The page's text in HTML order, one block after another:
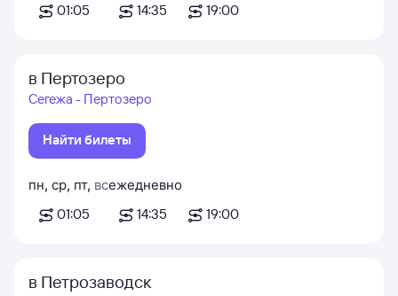
01:05
14:35
19:00
в Пертозеро
Сегежа - Пертозеро
Найти билеты
пн, ср, пт, вс
01:05
ежедневно
14:35
19:00
в Петрозаводск